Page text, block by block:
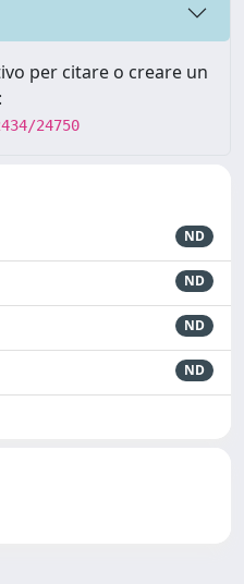
per citare o creare un
24750
ND
ND
ND
ND